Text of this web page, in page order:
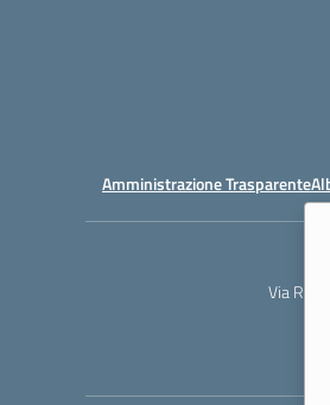
Amministrazione Trasparente
Via